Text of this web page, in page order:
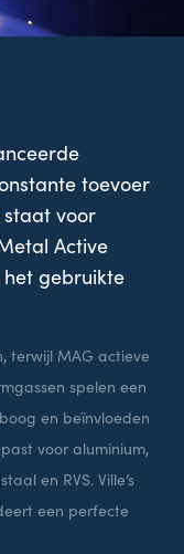
toevoer
voor
Active
gebruikte
terwijl MAG actieve
spelen een
en beïnvloeden
voor aluminium,
en RVS. Ville’s
een perfecte